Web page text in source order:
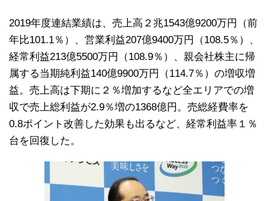
2019年度連結業績は、売上高２兆1543億9200万円（前
年比101.1％）、営業利益207億9400万円（108.5％）、
経常利益213億5500万円（108.9％）、親会社株主に帰
属する当期純利益140億9900万円（114.7％）の増収増
益。売上高は下期に２％増加するなど全エリアでの増
収で売上総利益が2.9％増の1368億円。売総経費率を
0.8ポイント改善した効果も出るなど、経常利益率１％
台を回復した。